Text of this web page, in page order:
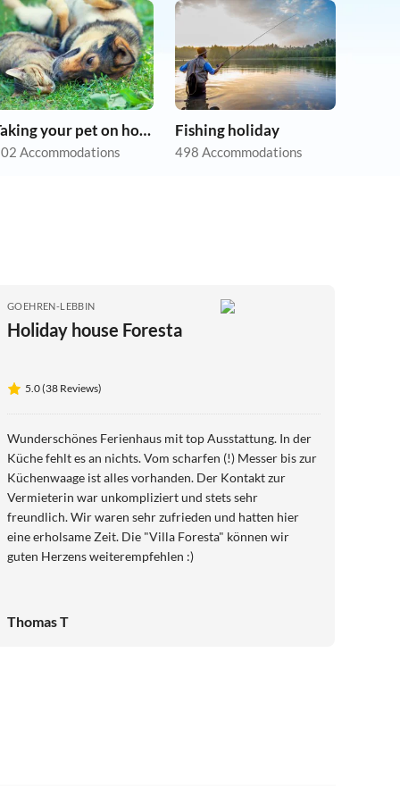
Taking your pet on holiday
Accommodations
Fishing holiday
498 Accommodations
GOEHREN-LEBBIN
Holiday house Foresta
5.0 (38 Reviews)
Wunderschönes Ferienhaus mit top Ausstattung. In der
Küche fehlt es an nichts. Vom scharfen (!) Messer bis zur
Küchenwaage ist alles vorhanden. Der Kontakt zur
Vermieterin war unkompliziert und stets sehr
freundlich. Wir waren sehr zufrieden und hatten hier
eine erholsame Zeit. Die "Villa Foresta" können wir
guten Herzens weiterempfehlen :)
Thomas T